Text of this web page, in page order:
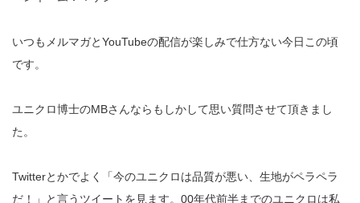
いつもメルマガとYouTubeの配信が楽しみで仕方ない今日この頃
です。
ユニクロ博士のMBさんならもしかして思い質問させて頂きまし
た。
Twitterとかでよく「今のユニクロは品質が悪い、生地がペラペラ
だ！」と言うツイートを見ます。00年代前半までのユニクロは私